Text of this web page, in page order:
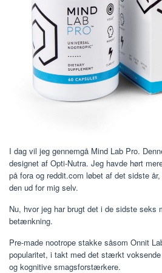
I dag vil jeg gennemgå Mind Lab Pro.
designet af Opti-Nutra. Jeg havde hørt
på fora og reddit.com løbet af det sidste
den ud for mig selv.
Nu, hvor jeg har brugt det i de sidste seks
betænkning.
Pre-made nootrope stakke såsom Onnit
popularitet, i takt med det stærkt
og kognitive smagsforstærkere.